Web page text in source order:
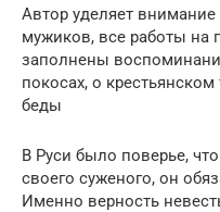
Автор уделяет внимание
мужиков, все работы на
заполнены
покосах, о
беды
В Руси было поверье,
своего суженого, он
Именно верность